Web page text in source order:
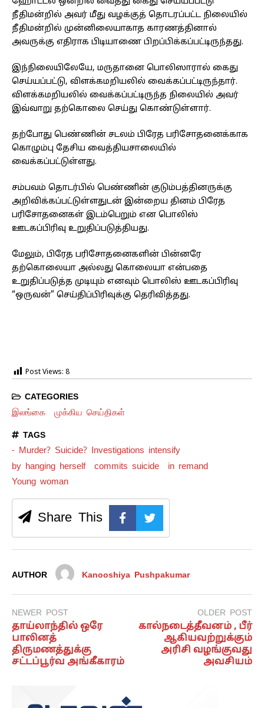
நீதிமன்றில் அவர் மீது வழக்குத் தொடரப்பட்ட நிலையில்
நீதிமன்றில் முன்னிலையாகாத காரணத்தினால்
அவருக்கு எதிராக பிடியாணை பிறப்பிக்கப்பட்டிருந்தது.
இந்நிலையிலேயே, மருதானை பொலிஸாரால் கைது
செய்யப்பட்டு, விளக்கமறியலில் வைக்கப்பட்டிருந்தார்.
விளக்கமறியலில் வைக்கப்பட்டிருந்த நிலையில் அவர்
இவ்வாறு தற்கொலை செய்து கொண்டுள்ளார்.
தற்போது பெண்ணின் சடலம் பிரேத பரிசோதனைக்காக
கொழும்பு தேசிய வைத்தியசாலையில்
வைக்கப்பட்டுள்ளது.
சம்பவம் தொடர்பில் பெண்ணின் குடும்பத்தினருக்கு
அறிவிக்கப்பட்டுள்ளதுடன் இன்றைய தினம் பிரேத
பரிசோதனைகள் இடம்பெறும் என பொலிஸ்
ஊடகப்பிரிவு உறுதிப்படுத்தியது.
மேலும், பிரேத பரிசோதனைகளின் பின்னரே
தற்கொலையா அல்லது கொலையா என்பதை
உறுதிப்படுத்த முடியும் எனவும் பொலிஸ் ஊடகப்பிரிவு
“ஒருவன்” செய்திப்பிரிவுக்கு தெரிவித்தது.
Post Views: 8
CATEGORIES
இலங்கை முக்கிய செய்திகள்
TAGS
- Murder? Suicide? Investigations intensify
by hanging herself
commits suicide
in remand
Young woman
Share This
AUTHOR Kanooshiya Pushpakumar
NEWER POST
தாய்லாந்தில் ஒரே
பாலினத்
திருமணத்துக்கு
சட்டப்பூர்வ அங்கீகாரம்
OLDER POST
கால்நடைத்தீவனம் , பீர்
ஆகியவற்றுக்கும்
அரிசி வழங்குவது
அவசியம்